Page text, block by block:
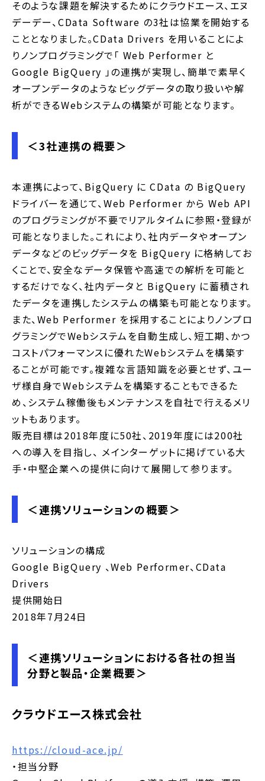
そのような課題を解決するためにクラウドエース、エヌ
デーデー、CData Software の3社は協業を開始する
こととなりました。CData Drivers を用いることによ
りノンプログラミングで「 Web Performer と
Google BigQuery 」の連携が実現し、簡単で素早く
オープンデータのようなビッグデータの取り扱いや解
析ができるWebシステムの構築が可能となります。
＜3社連携の概要＞
本連携によって、BigQuery に CData の BigQuery
ドライバーを通じて、Web Performer から Web API
のプログラミングが不要でリアルタイムに参照・登録が
可能となりました。これにより、社内データやオープン
データなどのビッグデータを BigQuery に格納してお
くことで、安全なデータ保管や高速での解析を可能と
するだけでなく、社内データと BigQuery に蓄積され
たデータを連携したシステムの構築も可能となります。
また、Web Performer を採用することによりノンプロ
グラミングでWebシステムを自動生成し、短工期、かつ
コストパフォーマンスに優れたWebシステムを構築す
ることが可能です。複雑な言語知識を必要とせず、ユー
ザ様自身でWebシステムを構築することもできるた
め、システム稼働後もメンテナンスを自社で行えるメリ
ットもあります。
販売目標は2018年度に50社、2019年度には200社
への導入を目指し、 メインターゲットに掲げている大
手・中堅企業への提供に向けて展開して参ります。
＜連携ソリューションの概要＞
ソリューションの構成
Google BigQuery 、Web Performer、CData
Drivers
提供開始日
2018年7月24日
＜連携ソリューションにおける各社の担当
分野と製品・企業概要＞
クラウドエース株式会社
https://cloud-ace.jp/
・担当分野